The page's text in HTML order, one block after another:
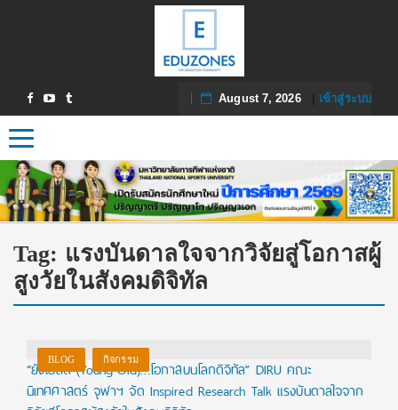
August 7, 2026| เข้าสู่ระบบ
Toggle navigation
Tag: แรงบันดาลใจจากวิจัยสู่โอกาสผู้
สูงวัยในสังคมดิจิทัล
BLOG กิจกรรม
“ยังโอลด์ (Young-Old)…โอกาสบนโลกดิจิทัล” DIRU คณะ
นิเทศศาสตร์ จุฬาฯ จัด Inspired Research Talk แรงบันดาลใจจาก